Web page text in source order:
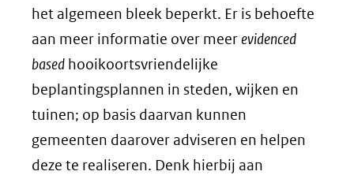
het algemeen bleek beperkt. Er is behoefte
aan meer informatie over meerevidenced
based hooikoortsvriendelijke
beplantingsplannen in steden, wijken en
tuinen; op basis daarvan kunnen
gemeenten daarover adviseren en helpen
deze te realiseren. Denk hierbij aan